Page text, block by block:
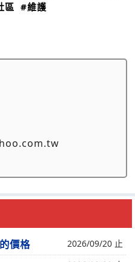
區 #維護
價格 2026/09/20 止